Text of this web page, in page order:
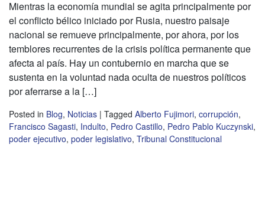
Mientras la economía mundial se agita principalmente por
el conflicto bélico iniciado por Rusia, nuestro paisaje
nacional se remueve principalmente, por ahora, por los
temblores recurrentes de la crisis política permanente que
afecta al país. Hay un contubernio en marcha que se
sustenta en la voluntad nada oculta de nuestros políticos
por aferrarse a la […]
Posted in Blog, Noticias | Tagged Alberto Fujimori, corrupción,
Francisco Sagasti, Indulto, Pedro Castillo, Pedro Pablo Kuczynski,
poder ejecutivo, poder legislativo, Tribunal Constitucional